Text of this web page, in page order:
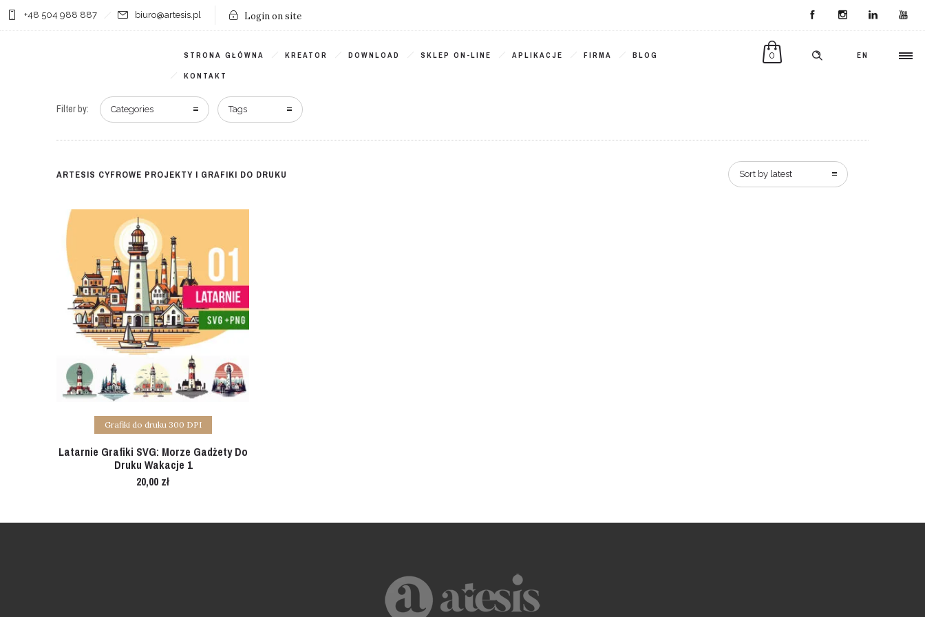
+48 504 988 887 biuro@artesis.pl Login on site
EN
0
STRONA GŁÓWNA KREATOR DOWNLOAD SKLEP ON-LINE APLIKACJE FIRMA BLOG
KONTAKT
Filter by: Categories Tags
ARTESIS CYFROWE PROJEKTY I GRAFIKI DO DRUKU Sort by latest
Add to cart
Grafiki do druku 300 DPI
Latarnie Grafiki SVG: Morze Gadżety Do
Druku Wakacje 1
20,00 zł